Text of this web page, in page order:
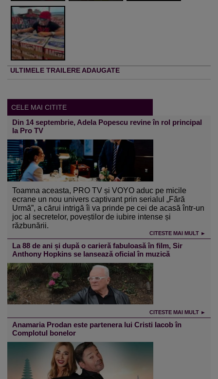
ULTIMELE TRAILERE ADAUGATE
CELE MAI CITITE
Din 14 septembrie, Adela Popescu revine în rol principal
la Pro TV
Toamna aceasta, PRO TV și VOYO aduc pe micile
ecrane un nou univers captivant prin serialul „Fără
Urmă”, a cărui intrigă îi va prinde pe cei de acasă într-un
joc al secretelor, poveștilor de iubire intense și
răzbunării.
CITESTE MAI MULT ►
La 88 de ani și după o carieră fabuloasă în film, Sir
Anthony Hopkins se lansează oficial în muzică
CITESTE MAI MULT ►
Anamaria Prodan este partenera lui Cristi Iacob în
Complotul bonelor